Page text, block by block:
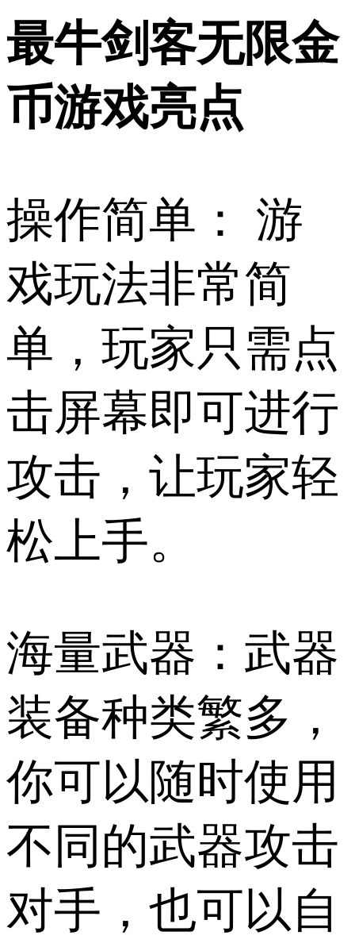
最牛剑客无限金
币游戏亮点
操作简单： 游
戏玩法非常简
单，玩家只需点
击屏幕即可进行
攻击，让玩家轻
松上手。
海量武器：武器
装备种类繁多，
你可以随时使用
不同的武器攻击
对手，也可以自